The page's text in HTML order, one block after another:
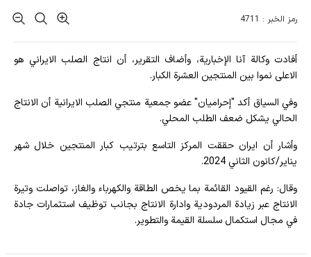
رمز الخبر : 4711
أفادت وکالة آنا الإخباریة، وأضاف التقرير، أن انتاج الصلب الايراني هو
الاعلى نموا بين المنتجين العشرة الكبار.
وفي السياق أكد "إحراميان" عضو جمعية منتجي الصلب الايرانية أن الانتاج
الحالي يشكل ضعف الطلب المحلي.
وأشار أن ايران حققت المركز التاسع بترتيب كبار المنتجين خلال شهر
يناير/كانون الثاني 2024.
وقال: رغم القيود القائمة بما يخص الطاقة والكهرباء والغاز، تواصلت وتيرة
الانتاج عبر زيادة المردودية وادارة الانتاج بجانب توظيف استثمارات جادة
في مجال استكمال سلسلة القيمة والتطوير.